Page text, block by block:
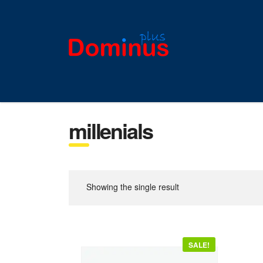
millenials
Showing the single result
SALE!